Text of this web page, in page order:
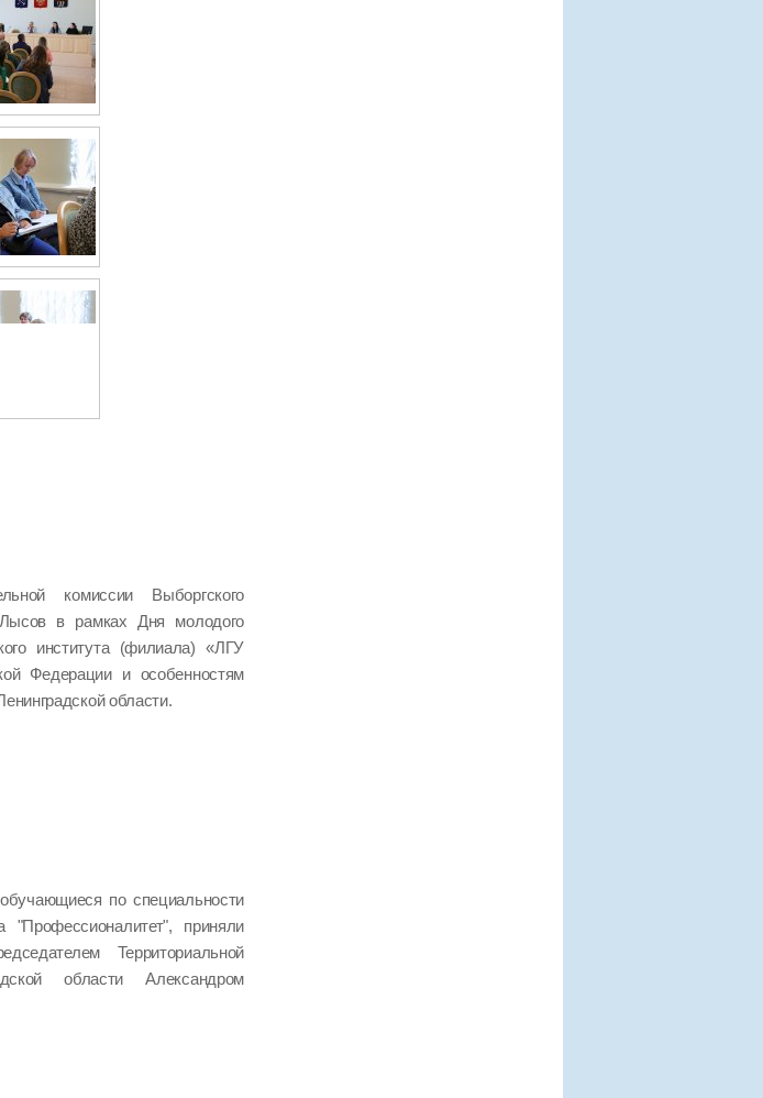
комиссии Выборгского
Лысов в рамках Дня молодого
института (филиала) «ЛГУ
Федерации и особенностям
области.
по специальности
"Профессионалитет", приняли
Территориальной
области Александром